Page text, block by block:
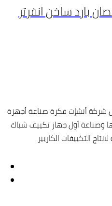
ميديا 1.5 حصان بارد ساخن انفرتر
شركة أنشإت فكرة صناعة أجهزة
وصناعة أول جهاز تكييف شباك
التكييفات الكاريير .